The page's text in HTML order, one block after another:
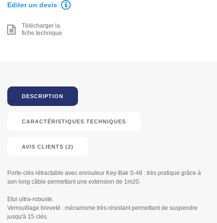
Editer un devis
Télécharger la
fiche technique
DESCRIPTION
CARACTÉRISTIQUES TECHNIQUES
AVIS CLIENTS (2)
Porte-clés rétractable avec enrouleur Key-Bak S-48 : très pratique grâce à
son long câble permettant une extension de 1m20.
Etui ultra-robuste.
Verrouillage breveté : mécanisme très résistant permettant de suspendre
jusqu'à 15 clés.